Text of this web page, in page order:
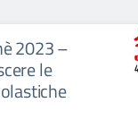
2023 –
le